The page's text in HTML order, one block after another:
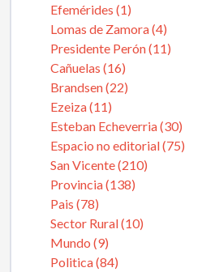
Efemérides (1)
Lomas de Zamora (4)
Presidente Perón (11)
Cañuelas (16)
Brandsen (22)
Ezeiza (11)
Esteban Echeverria (30)
Espacio no editorial (75)
San Vicente (210)
Provincia (138)
Pais (78)
Sector Rural (10)
Mundo (9)
Politica (84)